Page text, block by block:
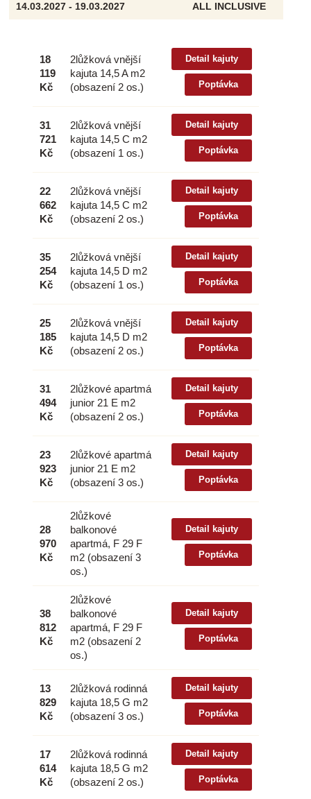
14.03.2027 - 19.03.2027 ALL INCLUSIVE
18
119
Kč
2lůžková vnější
kajuta 14,5 A m2
(obsazení 2 os.)
Detail kajuty
Poptávka
31
721
Kč
2lůžková vnější
kajuta 14,5 C m2
(obsazení 1 os.)
Detail kajuty
Poptávka
22
662
Kč
2lůžková vnější
kajuta 14,5 C m2
(obsazení 2 os.)
Detail kajuty
Poptávka
35
254
Kč
2lůžková vnější
kajuta 14,5 D m2
(obsazení 1 os.)
Detail kajuty
Poptávka
25
185
Kč
2lůžková vnější
kajuta 14,5 D m2
(obsazení 2 os.)
Detail kajuty
Poptávka
31
494
Kč
2lůžkové apartmá
junior 21 E m2
(obsazení 2 os.)
Detail kajuty
Poptávka
23
923
Kč
2lůžkové apartmá
junior 21 E m2
(obsazení 3 os.)
Detail kajuty
Poptávka
28
970
Kč
2lůžkové
balkonové
apartmá, F 29 F
m2 (obsazení 3
os.)
Detail kajuty
Poptávka
38
812
Kč
2lůžkové
balkonové
apartmá, F 29 F
m2 (obsazení 2
os.)
Detail kajuty
Poptávka
13
829
Kč
2lůžková rodinná
kajuta 18,5 G m2
(obsazení 3 os.)
Detail kajuty
Poptávka
17
614
Kč
2lůžková rodinná
kajuta 18,5 G m2
(obsazení 2 os.)
Detail kajuty
Poptávka